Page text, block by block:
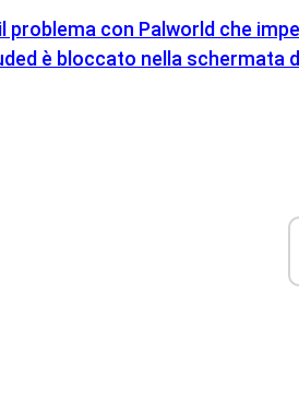
problema con Palworld che
è bloccato nella schermata